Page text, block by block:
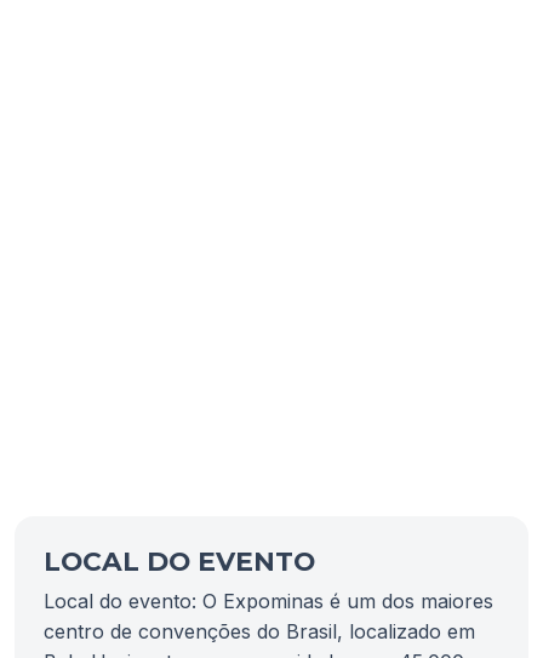
LOCAL DO EVENTO
Local do evento: O Expominas é um dos maiores
centro de convenções do Brasil, localizado em